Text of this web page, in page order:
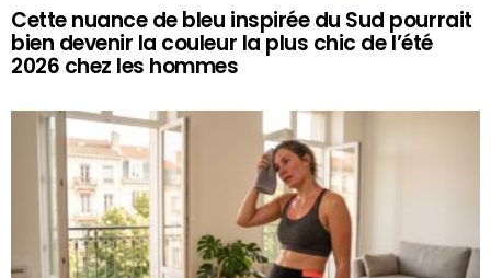
Cette nuance de bleu inspirée du Sud pourrait
bien devenir la couleur la plus chic de l’été
2026 chez les hommes